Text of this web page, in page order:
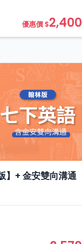
優惠價 $2,400
國中七下英語【翰林版】+ 金安雙向溝通